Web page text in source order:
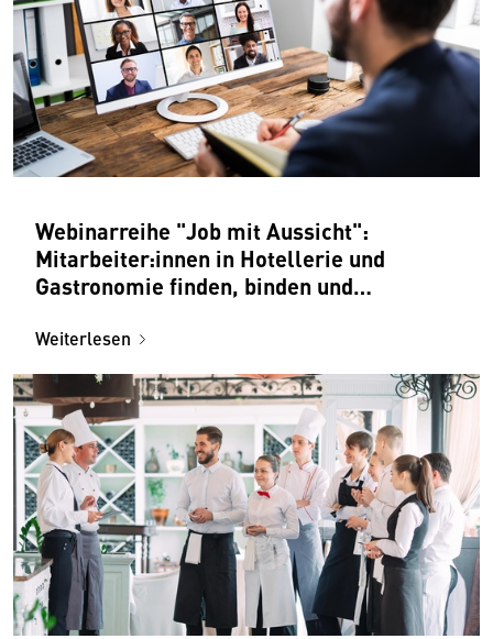
Webinarreihe "Job mit Aussicht":
Mitarbeiter:innen in Hotellerie und
Gastronomie finden, binden und
Weiterlesen